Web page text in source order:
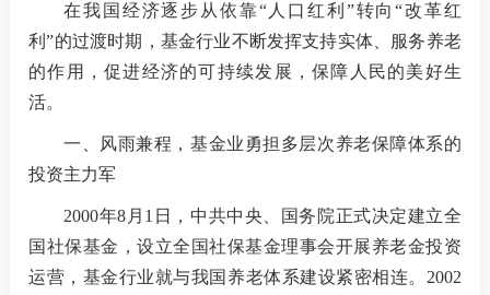
国内
行业
在我国经济逐步从依靠“人口红利”转向“改革红
利”的过渡时期，基金行业不断发挥支持实体、服务养老
的作用，促进经济的可持续发展，保障人民的美好生
活。
一、风雨兼程，基金业勇担多层次养老保障体系的
投资主力军
2000年8月1日，中共中央、国务院正式决定建立全
国社保基金，设立全国社保基金理事会开展养老金投资
运营，基金行业就与我国养老体系建设紧密相连。2002